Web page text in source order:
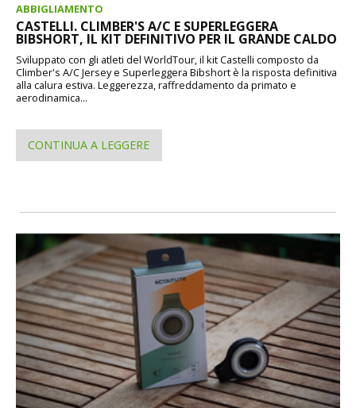
ABBIGLIAMENTO
CASTELLI. CLIMBER'S A/C E SUPERLEGGERA
BIBSHORT, IL KIT DEFINITIVO PER IL GRANDE CALDO
Sviluppato con gli atleti del WorldTour, il kit Castelli composto da
Climber's A/C Jersey e Superleggera Bibshort è la risposta definitiva
alla calura estiva. Leggerezza, raffreddamento da primato e
aerodinamica...
CONTINUA A LEGGERE